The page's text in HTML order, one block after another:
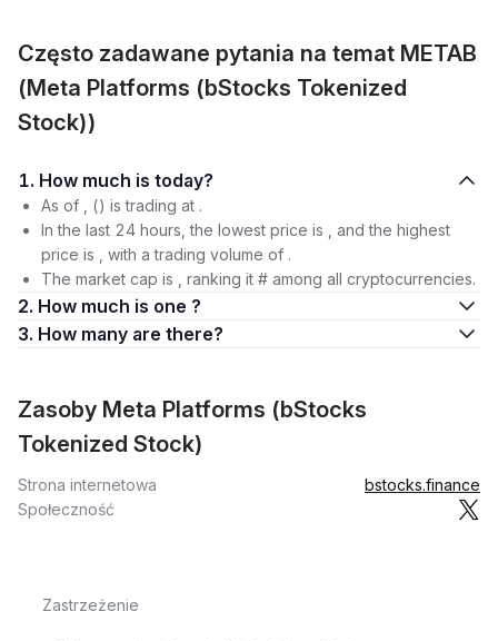
Często zadawane pytania na temat METAB
(Meta Platforms (bStocks Tokenized
Stock))
1. How much is today?
As of , () is trading at .
In the last 24 hours, the lowest price is , and the highest
price is , with a trading volume of .
The market cap is , ranking it # among all cryptocurrencies.
2. How much is one ?
3. How many are there?
Zasoby Meta Platforms (bStocks
Tokenized Stock)
Strona internetowa
bstocks.finance
Społeczność
Zastrzeżenie